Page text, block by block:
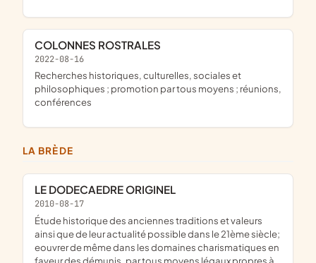
COLONNES ROSTRALES
2022-08-16
recherches historiques, culturelles, sociales et
philosophiques ; promotion par tous moyens ; réunions,
conférences
LA BRÈDE
LE DODECAEDRE ORIGINEL
2010-08-17
étude historique des anciennes traditions et valeurs
ainsi que de leur actualité possible dans le 21ème siècle;
eouvrer de même dans les domaines charismatiques en
faveur des démunis, par tous moyens légaux propres à